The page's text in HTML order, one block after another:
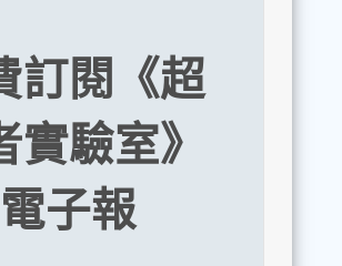
訂閱《超
實驗室》
電子報